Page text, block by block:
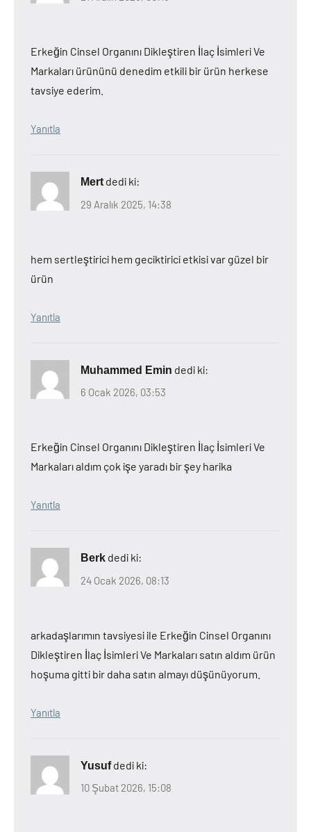
Erkeğin Cinsel Organını Dikleştiren İlaç İsimleri Ve
Markaları ürününü denedim etkili bir ürün herkese
tavsiye ederim.
Yanıtla
Mert dedi ki:
29 Aralık 2025, 14:38
hem sertleştirici hem geciktirici etkisi var güzel bir
ürün
Yanıtla
Muhammed Emin dedi ki:
6 Ocak 2026, 03:53
Erkeğin Cinsel Organını Dikleştiren İlaç İsimleri Ve
Markaları aldım çok işe yaradı bir şey harika
Yanıtla
Berk dedi ki:
24 Ocak 2026, 08:13
arkadaşlarımın tavsiyesi ile Erkeğin Cinsel Organını
Dikleştiren İlaç İsimleri Ve Markaları satın aldım ürün
hoşuma gitti bir daha satın almayı düşünüyorum.
Yanıtla
Yusuf dedi ki:
10 Şubat 2026, 15:08